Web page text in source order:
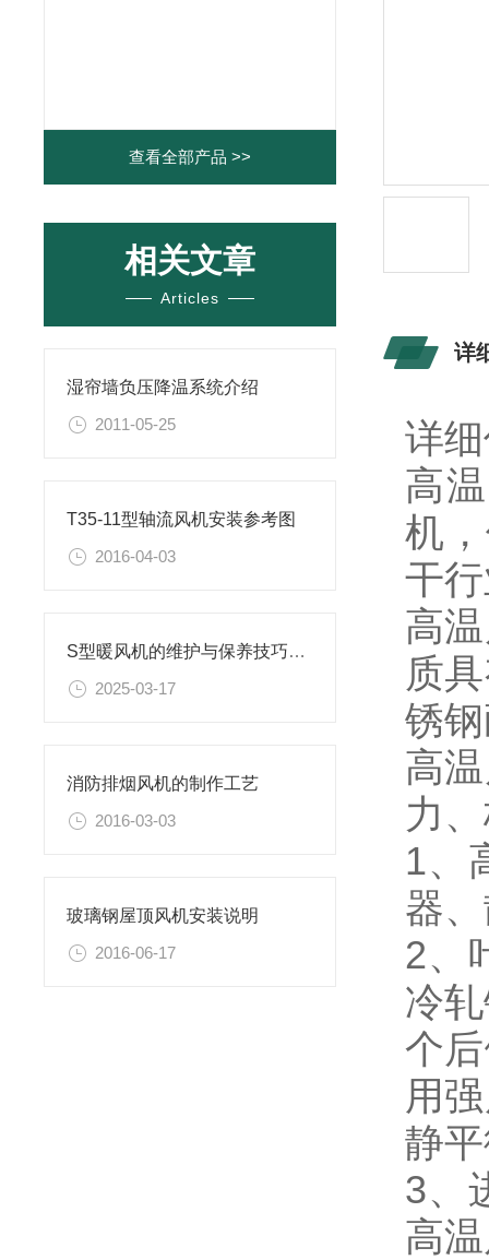
查看全部产品 >>
相关文章
Articles
湿帘墙负压降温系统介绍
2011-05-25
T35-11型轴流风机安装参考图
2016-04-03
S型暖风机的维护与保养技巧，延长使用寿命
2025-03-17
消防排烟风机的制作工艺
2016-03-03
玻璃钢屋顶风机安装说明
2016-06-17
详
详
高
机
干
高
质
锈
高
力
1、
器
2、
冷
个
用
静
3、
高